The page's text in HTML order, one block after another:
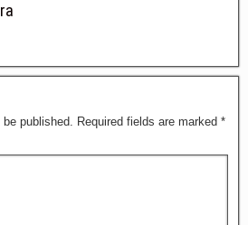
published. Required fields are marked *